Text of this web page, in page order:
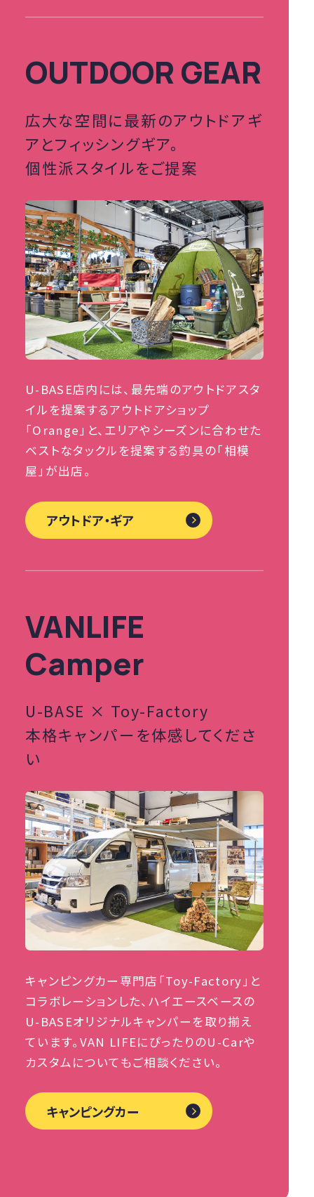
OUTDOOR GEAR
広大な空間に最新のアウトドアギ
アとフィッシングギア。
個性派スタイルをご提案
U-BASE店内には、最先端のアウトドアスタ
イルを提案するアウトドアショップ
「Orange」と、エリアやシーズンに合わせた
ベストなタックルを提案する釣具の「相模
屋」が出店。
アウトドア・ギア
VANLIFE
Camper
U-BASE × Toy-Factory
本格キャンパーを体感してくださ
い
キャンピングカー専門店「Toy-Factory」と
コラボレーションした、ハイエースベースの
U-BASEオリジナルキャンパーを取り揃え
ています。VAN LIFEにぴったりのU-Carや
カスタムについてもご相談ください。
キャンピングカー